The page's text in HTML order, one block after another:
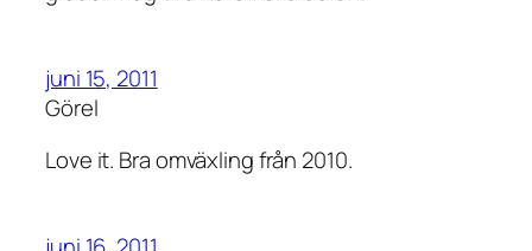
juni 15, 2011
Görel
Love it. Bra omväxling från 2010.